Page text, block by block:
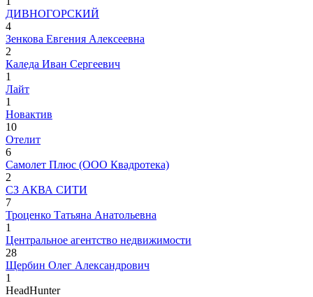
ДИВНОГОРСКИЙ
4
Зенкова Евгения Алексеевна
2
Каледа Иван Сергеевич
1
Лайт
1
Новактив
10
Отелит
6
Самолет Плюс (ООО Квадротека)
2
СЗ АКВА СИТИ
7
Троценко Татьяна Анатольевна
1
Центральное агентство недвижимости
28
Щербин Олег Александрович
1
HeadHunter